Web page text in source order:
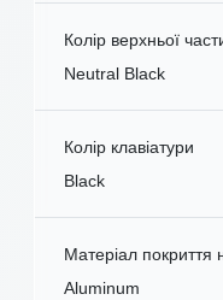
Колір верхньої
Neutral Black
Колір клавіатури
Black
Матеріал покриття
Aluminum